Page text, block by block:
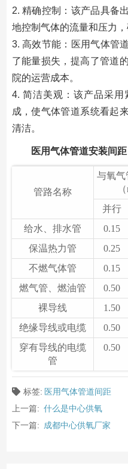
2. 精确控制：该产品具备
地控制气体的流量和压力
3. 高效节能：医用气体管
了能量损失，提高了管道
院的运营成本。
4. 简洁美观：该产品采用
成，使气体管道系统看起
清洁。
医用气体管道安装间距
管路名称
与氧气
并行
给水、排水管
0.15
保温热力管
0.25
不燃气体管
0.15
燃气管、燃油管
0.50
裸导线
1.50
绝缘导线或电缆
0.50
穿有导线的电缆
管
0.50
标签: 医用气体管道间距
上一篇: 什么是中心供氧
下一篇: 成都中心供氧厂家